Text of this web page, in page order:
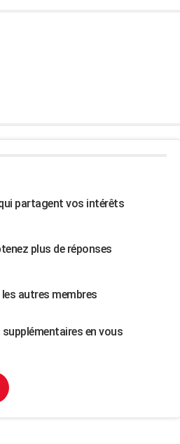
partagent vos intérêts
plus de réponses
autres membres
en vous